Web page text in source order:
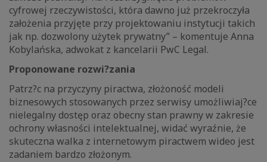
cyfrowej rzeczywistości, która dawno już przekroczyła
założenia przyjęte przy projektowaniu instytucji takich
jak np. dozwolony użytek prywatny” – komentuje Anna
Kobylańska, adwokat z kancelarii PwC Legal.
Proponowane rozwi?zania
Patrz?c na przyczyny piractwa, złożoność modeli
biznesowych stosowanych przez serwisy umożliwiaj?ce
nielegalny dostęp oraz obecny stan prawny w zakresie
ochrony własności intelektualnej, widać wyraźnie, że
skuteczna walka z internetowym piractwem wideo jest
zadaniem bardzo złożonym.